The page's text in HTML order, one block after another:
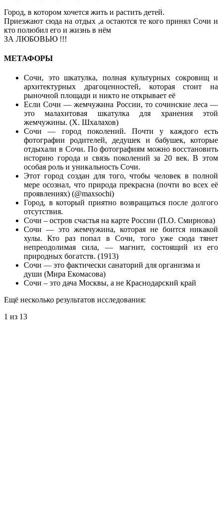
Город, в котором хочется жить и растить детей.
Приезжают сюда на отдых ,а остаются те кого принял Сочи и
кто полюбил его и жизнь в нём
ЗА ЛЮБОВЬЮ !!!
МЕТАФОРЫ
Сочи, это шкатулка, полная культурных сокровищ и
архитектурных драгоценностей, которая стоит на
рыночной площади и никто не открывает её
Если Сочи — жемчужина России, то сочинские леса —
это малахитовая шкатулка для хранения этой
жемчужины. (Х. Шхалахов)
Сочи — город поколений. Почти у каждого есть
фотографии родителей, дедушек и бабушек, которые
отдыхали в Сочи. По фотографиям можно восстановить
историю города и связь поколений за 20 век. В этом
особая роль и уникальность Сочи.
Этот город создан для того, чтобы человек в полной
мере осознал, что природа прекрасна (почти во всех её
проявлениях) (@maxsochi)
Город, в который приятно возвращаться после долгого
отсутствия.
Сочи – остров счастья на карте России (П.О. Смирнова)
Сочи — это жемчужина, которая не боится никакой
хулы. Кто раз попал в Сочи, того уже сюда тянет
непреодолимая сила, — магнит, состоящий из его
природных богатств. (1913)
Сочи — это фактически санаторий для организма и
души (Мира Екомасова)
Сочи – это дача Москвы, а не Краснодарский край
Ещё несколько результатов исследования:
1 из 13